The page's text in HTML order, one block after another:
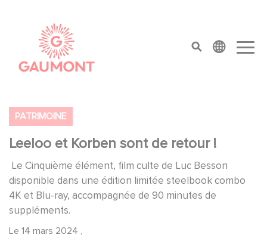
top menu
PATRIMOINE
Leeloo et Korben sont de retour !
Le Cinquième élément, film culte de Luc Besson
disponible dans une édition limitée steelbook combo
4K et Blu-ray, accompagnée de 90 minutes de
suppléments.
Le 14 mars 2024 ,